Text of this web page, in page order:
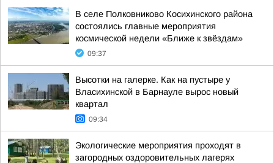
В селе Полковниково Косихинского района
состоялись главные мероприятия
космической недели «Ближе к звёздам»
09:37
Высотки на галерке. Как на пустыре у
Власихинской в Барнауле вырос новый
квартал
09:34
Экологические мероприятия проходят в
загородных оздоровительных лагерях